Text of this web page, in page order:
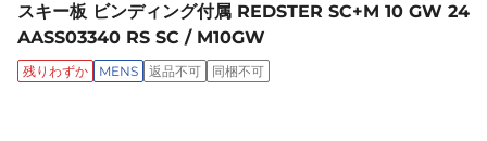
スキー板 ビンディング付属 REDSTER SC+M 10 GW 24
AASS03340 RS SC / M10GW
残りわずか MENS 返品不可 同梱不可